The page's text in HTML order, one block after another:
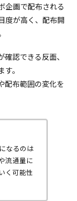
企画で配布される
度が高く、配布開
認できる反面、
。
配布範囲の変化を
なるのは
流通量に
く可能性